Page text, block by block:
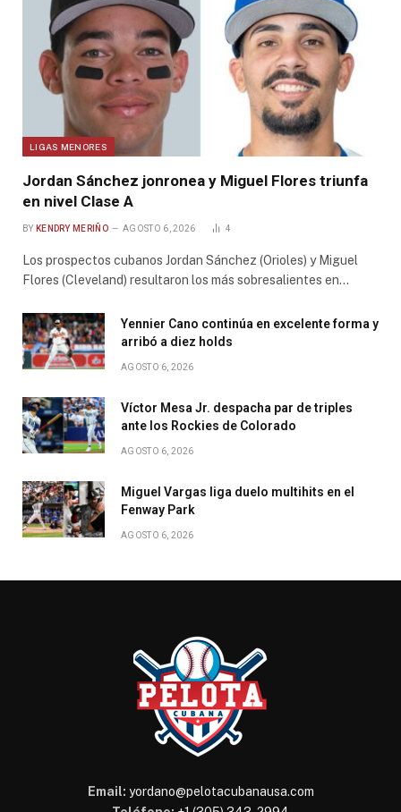
LIGAS MENORES
Jordan Sánchez jonronea y Miguel Flores triunfa
en nivel Clase A
BY KENDRY MERIÑO AGOSTO 6, 2026 4
Los prospectos cubanos Jordan Sánchez (Orioles) y Miguel
Flores (Cleveland) resultaron los más sobresalientes en…
Yennier Cano continúa en excelente forma y
arribó a diez holds
AGOSTO 6, 2026
Víctor Mesa Jr. despacha par de triples
ante los Rockies de Colorado
AGOSTO 6, 2026
Miguel Vargas liga duelo multihits en el
Fenway Park
AGOSTO 6, 2026
Email: yordano@pelotacubanausa.com